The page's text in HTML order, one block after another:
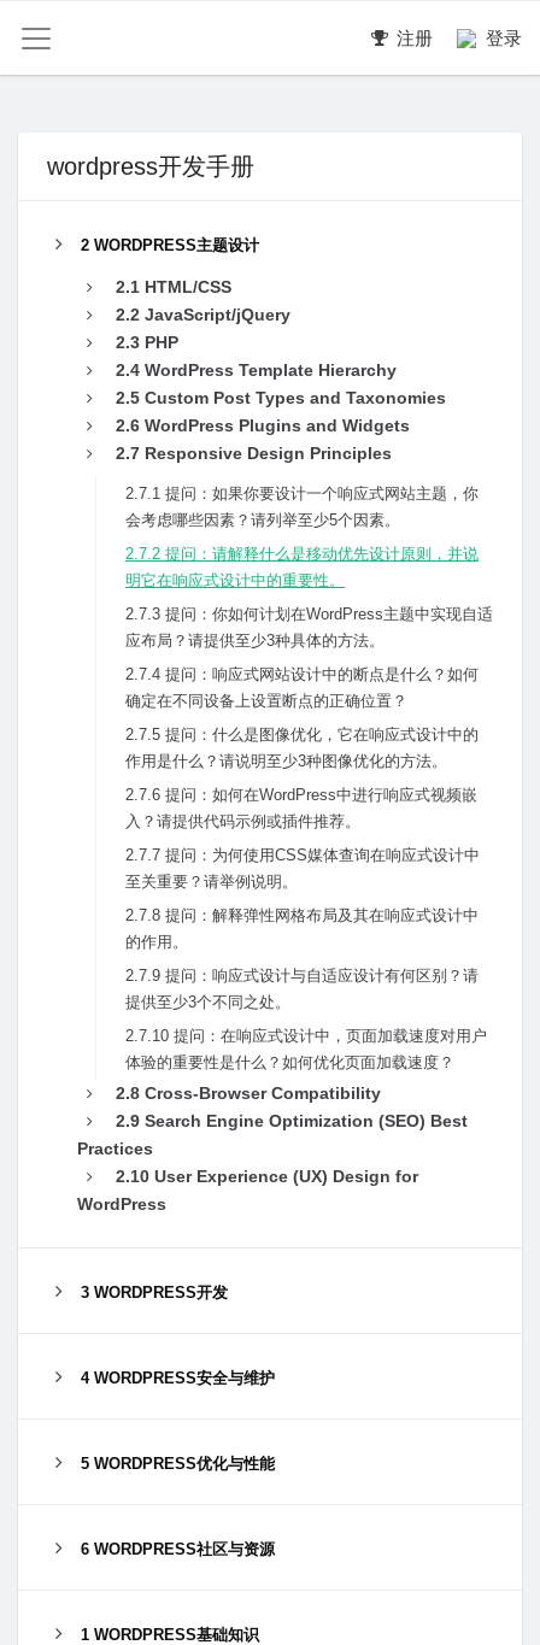
注册 登录
wordpress开发手册
2 WORDPRESS主题设计
2.1 HTML/CSS
2.2 JavaScript/jQuery
2.3 PHP
2.4 WordPress Template Hierarchy
2.5 Custom Post Types and Taxonomies
2.6 WordPress Plugins and Widgets
2.7 Responsive Design Principles
2.7.1 提问：如果你要设计⼀个响应式⽹站主题，你
会考虑哪些因素？请列举⾄少5个因素。
2.7.2 提问：请解释什么是移动优先设计原则，并说
明它在响应式设计中的重要性。
2.7.3 提问：你如何计划在WordPress主题中实现⾃适
应布局？请提供⾄少3种具体的⽅法。
2.7.4 提问：响应式⽹站设计中的断点是什么？如何
确定在不同设备上设置断点的正确位置？
2.7.5 提问：什么是图像优化，它在响应式设计中的
作⽤是什么？请说明⾄少3种图像优化的⽅法。
2.7.6 提问：如何在WordPress中进⾏响应式视频嵌
⼊？请提供代码⽰例或插件推荐。
2.7.7 提问：为何使⽤CSS媒体查询在响应式设计中
⾄关重要？请举例说明。
2.7.8 提问：解释弹性⽹格布局及其在响应式设计中
的作⽤。
2.7.9 提问：响应式设计与⾃适应设计有何区别？请
提供⾄少3个不同之处。
2.7.10 提问：在响应式设计中，页⾯加载速度对⽤户
体验的重要性是什么？如何优化页⾯加载速度？
2.8 Cross-Browser Compatibility
2.9 Search Engine Optimization (SEO) Best
Practices
2.10 User Experience (UX) Design for
WordPress
3 WORDPRESS开发
4 WORDPRESS安全与维护
5 WORDPRESS优化与性能
6 WORDPRESS社区与资源
1 WORDPRESS基础知识